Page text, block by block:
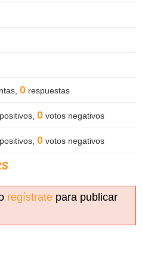
0 respuestas
0 votos negativos
0 votos negativos
regístrate para publicar